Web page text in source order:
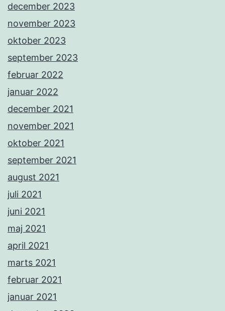
december 2023
november 2023
oktober 2023
september 2023
februar 2022
januar 2022
december 2021
november 2021
oktober 2021
september 2021
august 2021
juli 2021
juni 2021
maj 2021
april 2021
marts 2021
februar 2021
januar 2021